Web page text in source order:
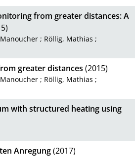
CSV
XML
from greater distances: A
; Röllig, Mathias ;
greater distances (2015)
; Röllig, Mathias ;
with structured heating using
Anregung(2017)